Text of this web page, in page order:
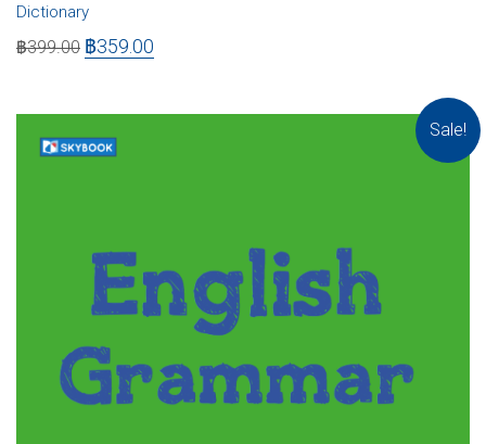
Dictionary
฿399.00 ฿359.00
Sale!